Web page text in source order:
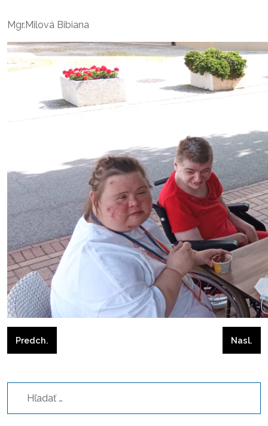
Mgr.Milová Bibiana
Predchádzajúci článok: Rada prijímateľov
Predch. Nasl.